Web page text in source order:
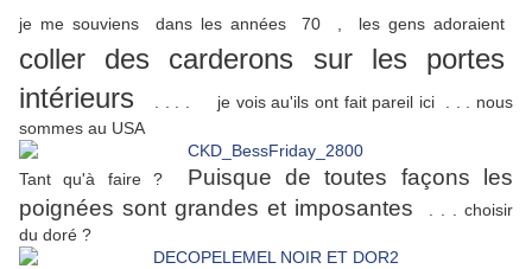
je me souviens dans les années 70 , les gens adoraient
coller des carderons sur les portes
intérieurs
. . . . je vois au'ils ont fait pareil ici . . . nous
sommes au USA
Tant qu'à faire ? Puisque de toutes façons les
poignées sont grandes et imposantes
. . . choisir
du doré ?